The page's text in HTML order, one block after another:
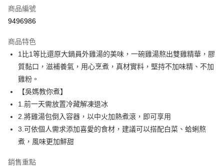
每筆NT$200，滿NT$1,188(含以上)免運費
外島冷凍／宅配有運費
每筆NT$400，滿NT$3,000(含以上)免運費
冷凍貨到付款/有運費
每筆NT$230，滿NT$1,188(含以上)免運費
強耐磨損💪外出採買、
露營野餐萬用袋👜
商品編號
9496986
商品特色
1比1等比還原大鍋員外雞湯的美味，一碗雞湯熬出雙雞精華，膠
質黏口，滋補養氣，用心烹煮，真材實料，堅持不加味精、不加
雞粉。
【吳媽教你煮】
1.前一天需放置冷藏解凍退冰
2.將雞湯包倒入容器，以中火加熱煮滾，即可享用
3.可依個人需求添加喜愛的食材，建議可以搭配白菜、蛤蜊熬
煮，風味更加鮮甜
銷售重點